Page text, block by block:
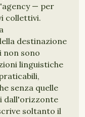
— per
collettivi.
destinazione
non sono
linguistiche
senza quelle
dall'orizzonte
soltanto il